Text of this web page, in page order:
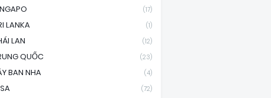
(17)
LANKA (1)
LAN (12)
QUỐC (23)
BAN NHA (4)
(72)